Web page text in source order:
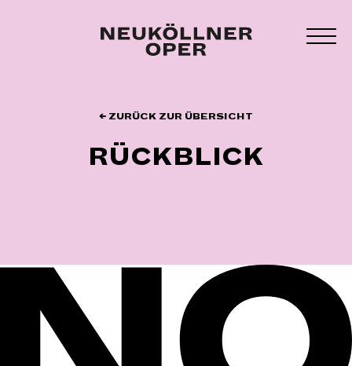
← ZURÜCK ZUR ÜBERSICHT
RÜCKBLICK